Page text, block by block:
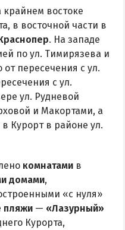
востоке
в восточной части в
. На западе
по ул. Тимирязева и
пересечения с ул.
с ул.
ул. Рудневой
и Макортами, а
Курорт в районе ул.
комнатами в
домами,
«с нуля»
пляжи — «Лазурный»
Курорта,